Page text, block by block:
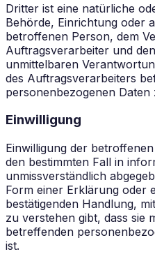
Dritter ist eine natürliche
Behörde, Einrichtung oder
betroffenen Person, dem
Auftragsverarbeiter und
unmittelbaren
des Auftragsverarbeiters
personenbezogenen Daten
Einwilligung
Einwilligung der
den bestimmten Fall in
unmissverständlich
Form einer Erklärung oder
bestätigenden Handlung,
zu verstehen gibt, dass sie
betreffenden
ist.